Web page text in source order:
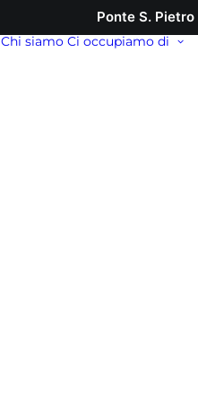
Ponte S. Pietro
Chi siamo Ci occupiamo di